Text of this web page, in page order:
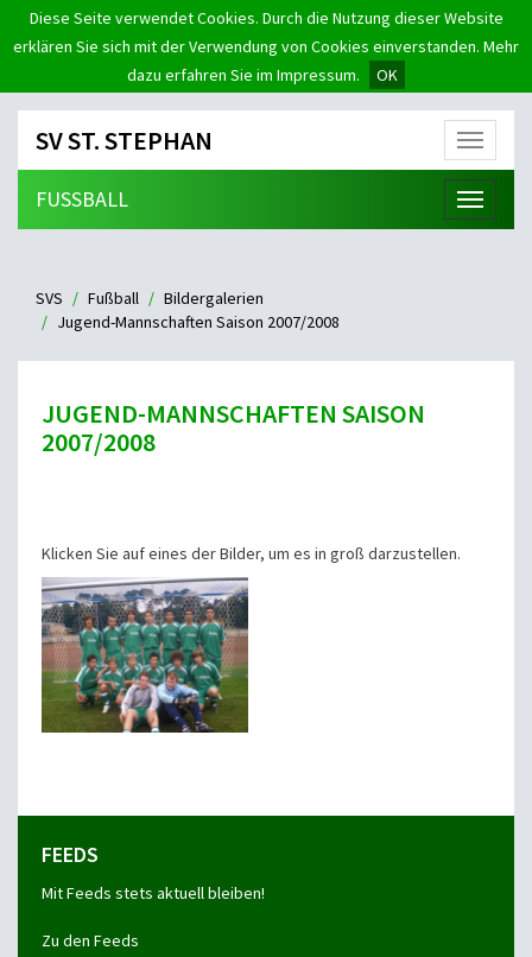
Diese Seite verwendet Cookies. Durch die Nutzung dieser Website
erklären Sie sich mit der Verwendung von Cookies einverstanden. Mehr
dazu erfahren Sie im Impressum.
OK
Menü
SV ST. STEPHAN
Menü
FUSSBALL
SVS Fußball
Bildergalerien
Jugend-Mannschaften Saison 2007/2008
JUGEND-MANNSCHAFTEN SAISON
2007/2008
Klicken Sie auf eines der Bilder, um es in groß darzustellen.
FEEDS
Mit Feeds stets aktuell bleiben!
Zu den Feeds